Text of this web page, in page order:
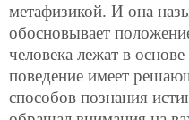
метафизикой. И она
обосновывает
человека лежат в
поведение имеет
способов познания